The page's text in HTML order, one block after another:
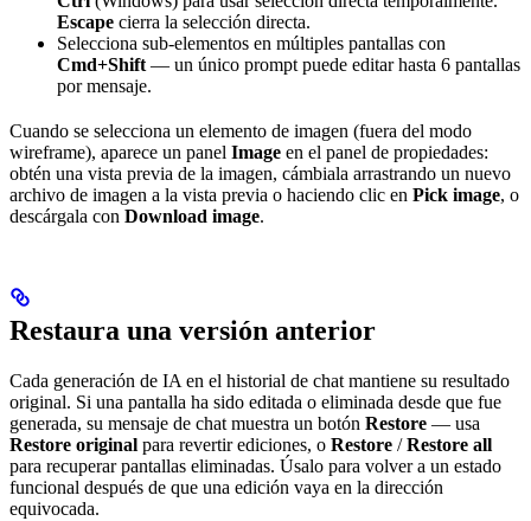
Escape cierra la selección directa.
Selecciona sub-elementos en múltiples pantallas con
Cmd+Shift — un único prompt puede editar hasta 6 pantallas
por mensaje.
Cuando se selecciona un elemento de imagen (fuera del modo
wireframe), aparece un panel Image en el panel de propiedades:
obtén una vista previa de la imagen, cámbiala arrastrando un nuevo
archivo de imagen a la vista previa o haciendo clic en Pick image, o
descárgala con Download image.
Restaura una versión anterior
Cada generación de IA en el historial de chat mantiene su resultado
original. Si una pantalla ha sido editada o eliminada desde que fue
generada, su mensaje de chat muestra un botón Restore — usa
Restore original para revertir ediciones, o Restore /Restore all
para recuperar pantallas eliminadas. Úsalo para volver a un estado
funcional después de que una edición vaya en la dirección
equivocada.